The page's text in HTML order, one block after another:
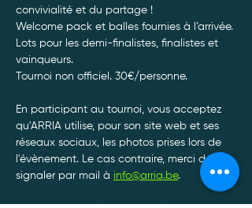
convivialité et du partage !
Welcome pack et balles fournies à l’arrivée.
Lots pour les demi-finalistes, finalistes et
vainqueurs.
Tournoi non officiel. 30€/personne.
En participant au tournoi, vous acceptez
qu'ARRIA utilise, pour son site web et ses
réseaux sociaux, les photos prises lors de
l'évènement. Le cas contraire, merci de le
signaler par mail à info@arria.be.